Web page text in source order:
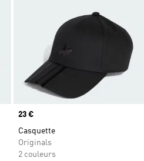
Prix
23 €
Casquette
Originals
2 couleurs